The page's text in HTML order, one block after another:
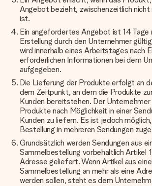
Angebot bezieht, zwischenzeitlich nicht
ist.
Ein angefordertes Angebot ist 14 Tage
Erstellung durch den Unternehmer
wird innerhalb eines Arbeitstages nach
erforderlichen Informationen bei dem
aufgegeben.
Die Lieferung der Produkte erfolgt an
dem Zeitpunkt, an dem die Produkte
Kunden bereitstehen. Der
Produkte nach Möglichkeit in einer
Kunden zu liefern. Es ist jedoch
Bestellung in mehreren Sendungen
Grundsätzlich werden Sendungen aus
Sammelbestellung vorbehaltlich Artikel
Adresse geliefert. Wenn Artikel aus
Sammelbestellung an mehr als eine
werden sollen, steht es dem